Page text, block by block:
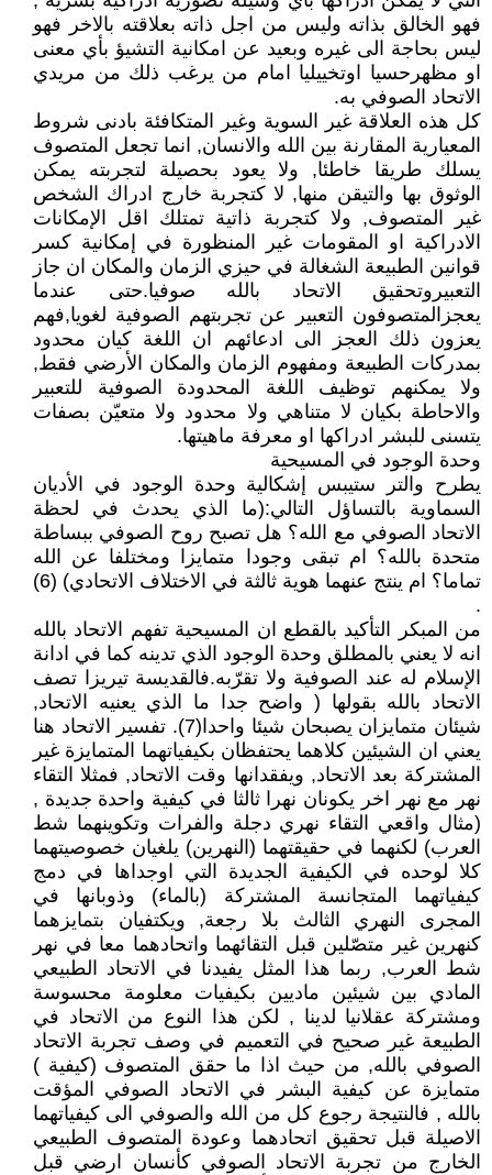
فهو الخالق بذاته وليس من اجل ذاته بعلاقته بالاخر فهو
ليس بحاجة الى غيره وبعيد عن امكانية التشيؤ بأي معنى
او مظهرحسيا اوتخييليا امام من يرغب ذلك من مريدي
الاتحاد الصوفي به.
كل هذه العلاقة غير السوية وغير المتكافئة بادنى شروط
المعيارية المقارنة بين الله والانسان, انما تجعل المتصوف
يسلك طريقا خاطئا, ولا يعود بحصيلة لتجربته يمكن
الوثوق بها والتيقن منها, لا كتجربة خارج ادراك الشخص
غير المتصوف, ولا كتجربة ذاتية تمتلك اقل الإمكانات
الادراكية او المقومات غير المنظورة في إمكانية كسر
قوانين الطبيعة الشغالة في حيزي الزمان والمكان ان جاز
التعبيروتحقيق الاتحاد بالله صوفيا.حتى عندما
يعجزالمتصوفون التعبير عن تجربتهم الصوفية لغويا,فهم
يعزون ذلك العجز الى ادعائهم ان اللغة كيان محدود
بمدركات الطبيعة ومفهوم الزمان والمكان الأرضي فقط,
ولا يمكنهم توظيف اللغة المحدودة الصوفية للتعبير
والاحاطة بكيان لا متناهي ولا محدود ولا متعيّن بصفات
يتسنى للبشر ادراكها او معرفة ماهيتها.
وحدة الوجود في المسيحية
يطرح والتر ستيبس إشكالية وحدة الوجود في الأديان
السماوية بالتساؤل التالي:(ما الذي يحدث في لحظة
الاتحاد الصوفي مع الله؟ هل تصبح روح الصوفي ببساطة
متحدة بالله؟ ام تبقى وجودا متمايزا ومختلفا عن الله
تماما؟ ام ينتج عنهما هوية ثالثة في الاختلاف الاتحادي) (6)
.
من المبكر التأكيد بالقطع ان المسيحية تفهم الاتحاد بالله
انه لا يعني بالمطلق وحدة الوجود الذي تدينه كما في ادانة
الإسلام له عند الصوفية ولا تقرّبه.فالقديسة تيريزا تصف
الاتحاد بالله بقولها ( واضح جدا ما الذي يعنيه الاتحاد,
شيئان متمايزان يصبحان شيئا واحدا(7). تفسير الاتحاد هنا
يعني ان الشيئين كلاهما يحتفظان بكيفياتهما المتمايزة غير
المشتركة بعد الاتحاد, ويفقدانها وقت الاتحاد, فمثلا التقاء
نهر مع نهر اخر يكونان نهرا ثالثا في كيفية واحدة جديدة ,
(مثال واقعي التقاء نهري دجلة والفرات وتكوينهما شط
العرب) لكنهما في حقيقتهما (النهرين) يلغيان خصوصيتهما
كلا لوحده في الكيفية الجديدة التي اوجداها في دمج
كيفياتهما المتجانسة المشتركة (بالماء) وذوبانها في
المجرى النهري الثالث بلا رجعة, ويكتفيان بتمايزهما
كنهرين غير متصّلين قبل التقائهما واتحادهما معا في نهر
شط العرب, ربما هذا المثل يفيدنا في الاتحاد الطبيعي
المادي بين شيئين ماديين بكيفيات معلومة محسوسة
ومشتركة عقلانيا لدينا , لكن هذا النوع من الاتحاد في
الطبيعة غير صحيح في التعميم في وصف تجربة الاتحاد
الصوفي بالله, من حيث اذا ما حقق المتصوف (كيفية )
متمايزة عن كيفية البشر في الاتحاد الصوفي المؤقت
بالله , فالنتيجة رجوع كل من الله والصوفي الى كيفياتهما
الاصيلة قبل تحقيق اتحادهما وعودة المتصوف الطبيعي
الخارج من تجربة الاتحاد الصوفي كأنسان ارضي قبل